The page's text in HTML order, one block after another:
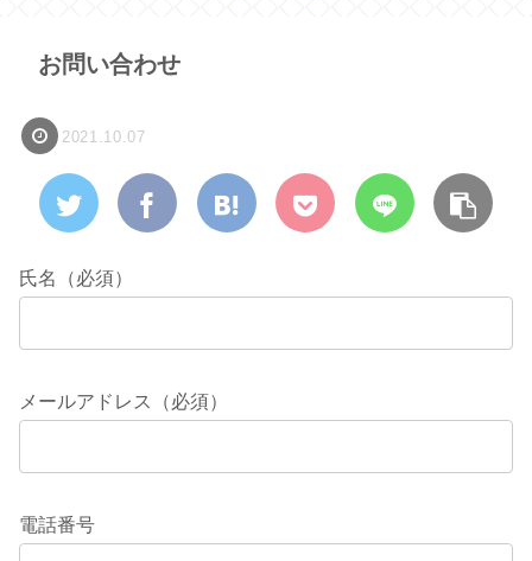
お問い合わせ
2021.10.07
氏名（必須）
メールアドレス（必須）
電話番号